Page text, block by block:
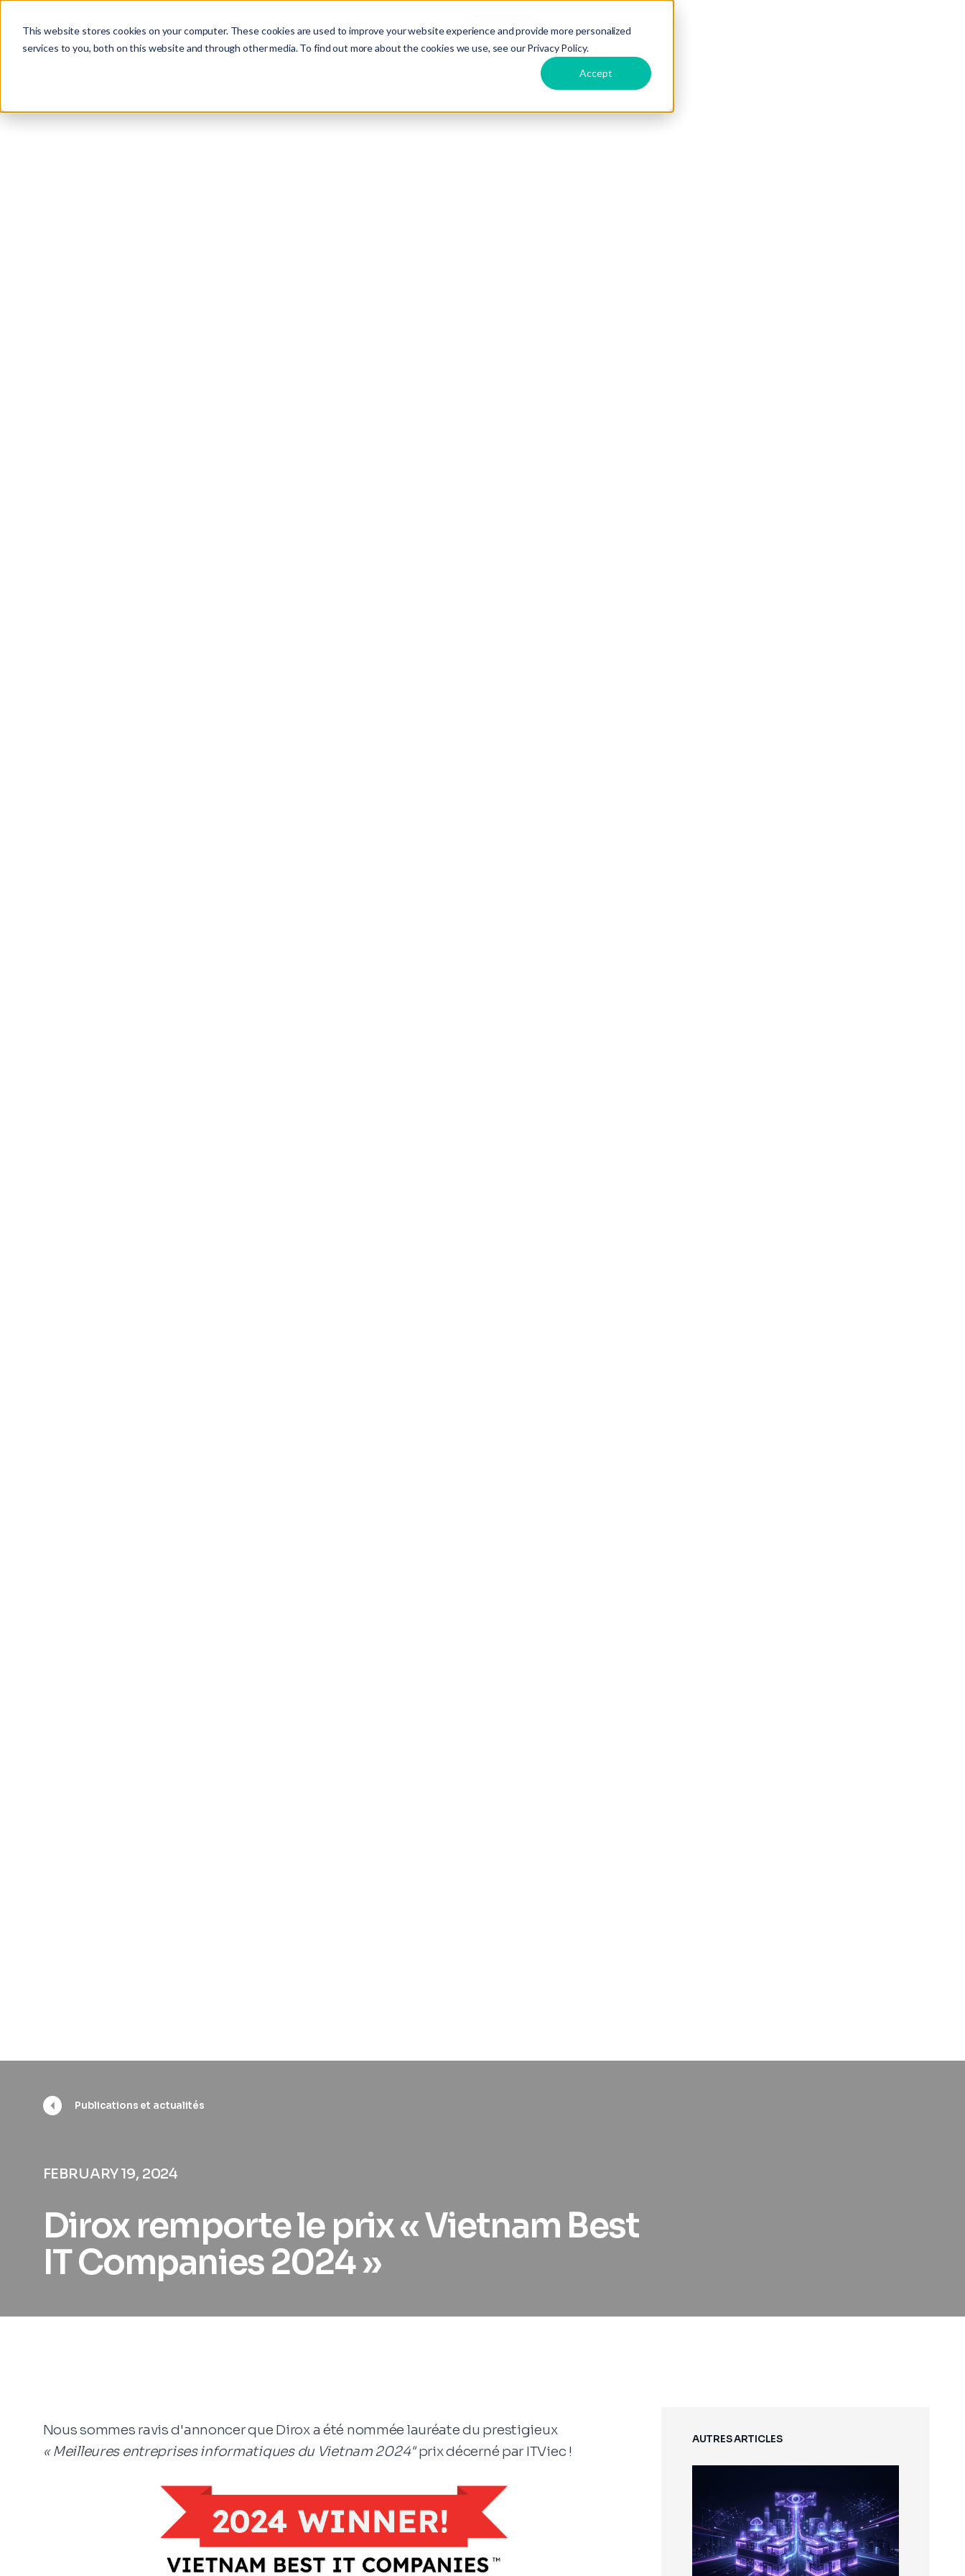
This website stores cookies on your computer. These cookies are used to improve your website experience and provide more personalized
services to you, both on this website and through other media. To find out more about the cookies we use, see our Privacy Policy.
Accept
Studio Labs Insights Care Hire Dirox Contact Langue
Publications et actualités
FEBRUARY 19, 2024
Dirox remporte le prix « Vietnam Best
IT Companies 2024 »
Nous sommes ravis d'annoncer que Dirox a été nommée lauréate du prestigieux
« Meilleures entreprises informatiques du Vietnam 2024"prix décerné par ITViec !
AUTRES ARTICLES